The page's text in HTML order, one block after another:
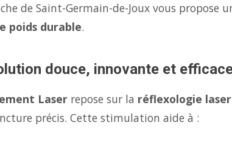
de Saint-Germain-de-Joux vous propose
poids durable.
douce, innovante et
Laser repose sur la réflexologie laser
précis. Cette stimulation aide à :